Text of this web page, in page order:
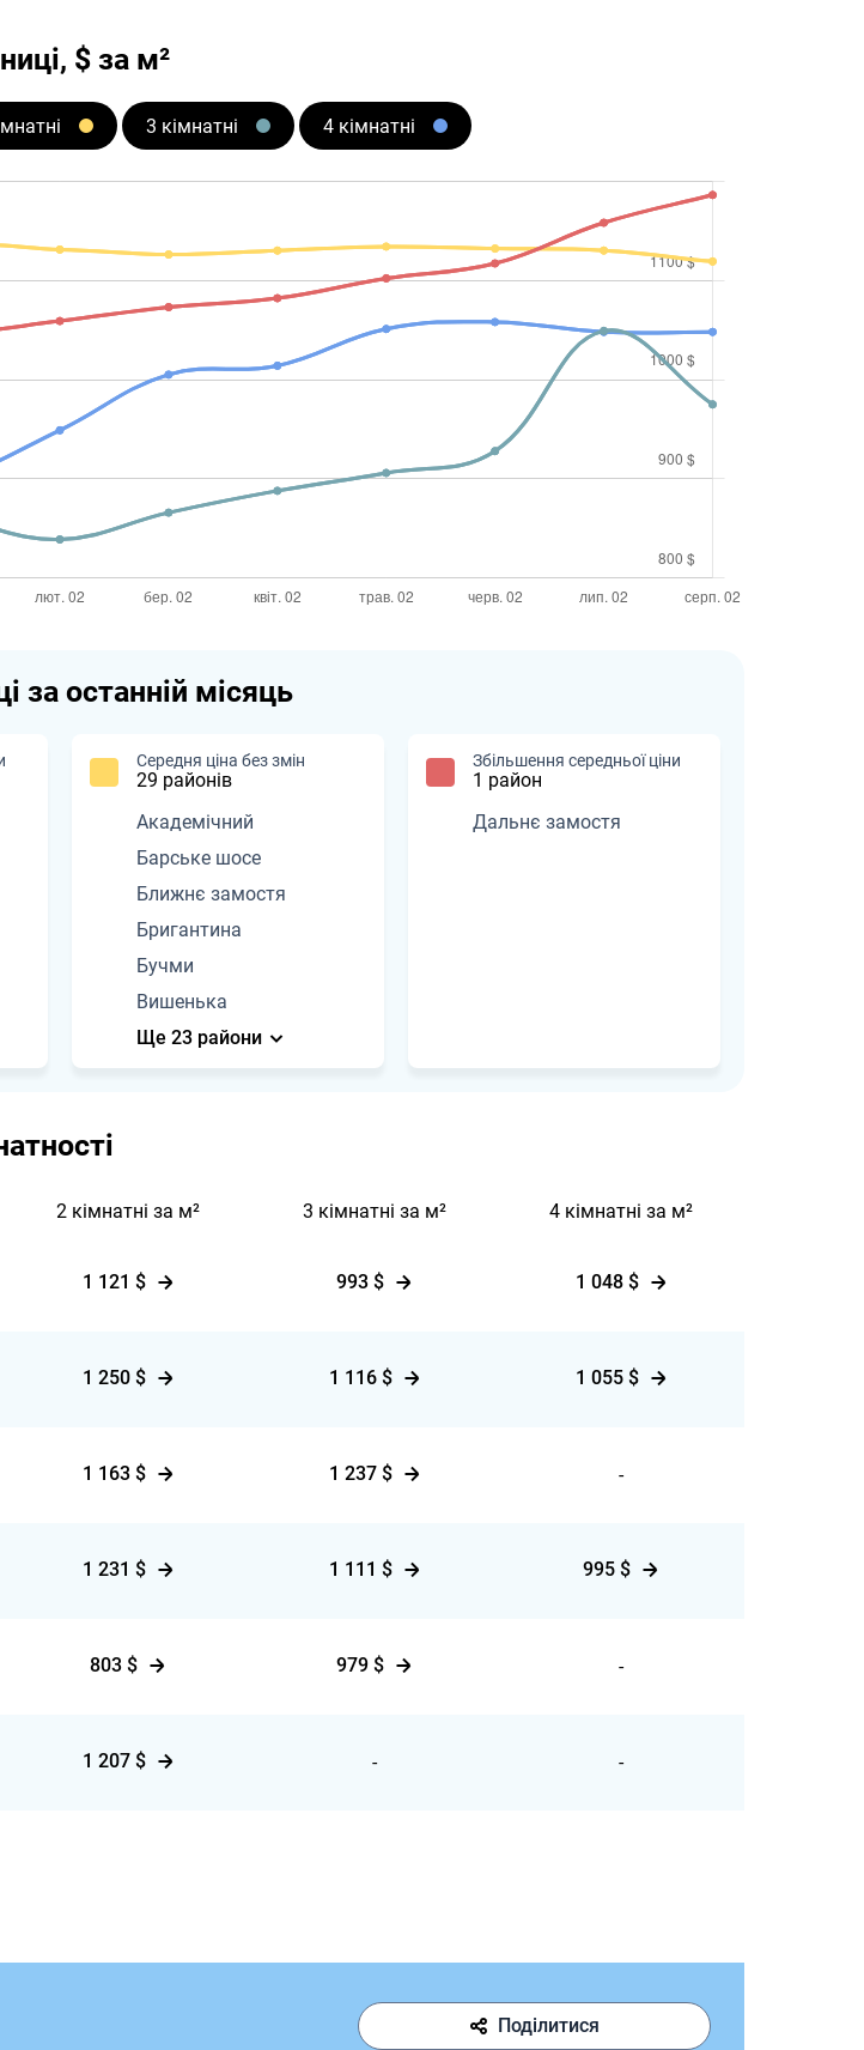
$ за м²
3 кімнатні 4 кімнатні
за останній місяць
Середня ціна без змін
29 районів
Академічний
Барське шосе
Ближнє замостя
Бригантина
Бучми
Вишенька
Ще 23 райони
Збільшення середньої ціни
1 район
Дальнє замостя
2 кімнатні за м² 3 кімнатні за м² 4 кімнатні за м²
1 121 $ 993 $ 1 048 $
1 250 $ 1 116 $ 1 055 $
1 163 $ 1 237 $ -
1 231 $ 1 111 $ 995 $
803 $ 979 $ -
1 207 $ - -
Поділитися